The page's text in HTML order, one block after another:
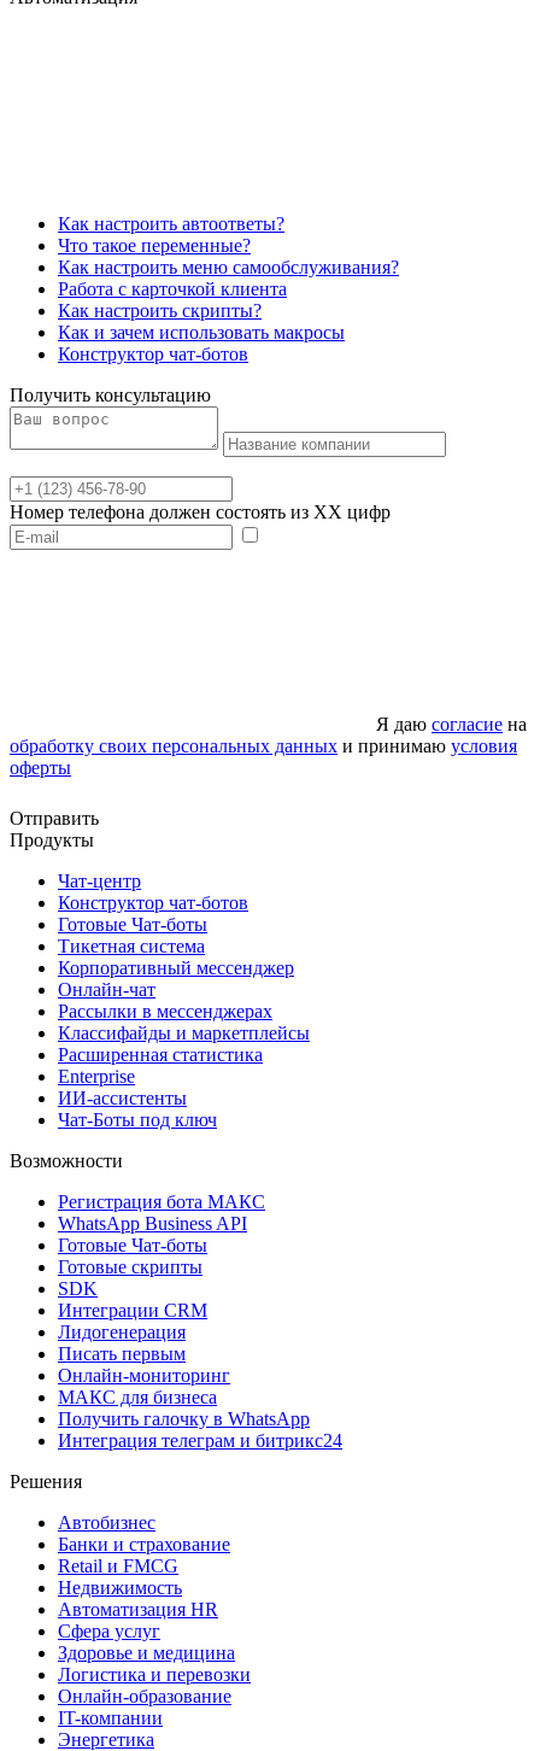
Как настроить автоответы?
Что такое переменные?
Как настроить меню самообслуживания?
Работа с карточкой клиента
Как настроить скрипты?
Как и зачем использовать макросы
Конструктор чат-ботов
Получить консультацию
Номер телефона должен состоять из XX цифр
Я даю согласие на
обработку своих персональных данных и принимаю условия
оферты
Отправить
Продукты
Чат-центр
Конструктор чат-ботов
Готовые Чат-боты
Тикетная система
Корпоративный мессенджер
Онлайн-чат
Рассылки в мессенджерах
Классифайды и маркетплейсы
Расширенная статистика
Enterprise
ИИ-ассистенты
Чат-Боты под ключ
Возможности
Регистрация бота MAКС
WhatsApp Business API
Готовые Чат-боты
Готовые скрипты
SDK
Интеграции CRM
Лидогенерация
Писать первым
Онлайн-мониторинг
MAКС для бизнеса
Получить галочку в WhatsApp
Интеграция телеграм и битрикс24
Решения
Автобизнес
Банки и страхование
Retail и FMCG
Недвижимость
Автоматизация HR
Сфера услуг
Здоровье и медицина
Логистика и перевозки
Онлайн-образование
IT-компании
Энергетика